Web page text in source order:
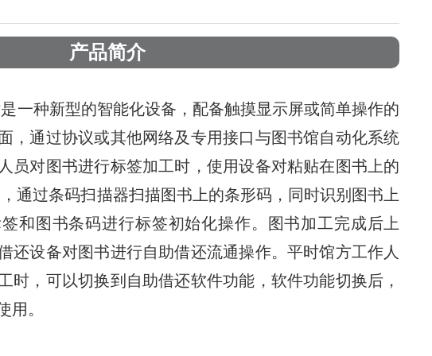
产品简介
一种新型的智能化设备，配备触摸显示屏或简单操作的
，通过协议或其他网络及专用接口与图书馆自动化系统
员对图书进行标签加工时，使用设备对粘贴在图书上的
通过条码扫描器扫描图书上的条形码，同时识别图书上
和图书条码进行标签初始化操作。图书加工完成后上
还设备对图书进行自助借还流通操作。平时馆方工作人
时，可以切换到自助借还软件功能，软件功能切换后，
用。